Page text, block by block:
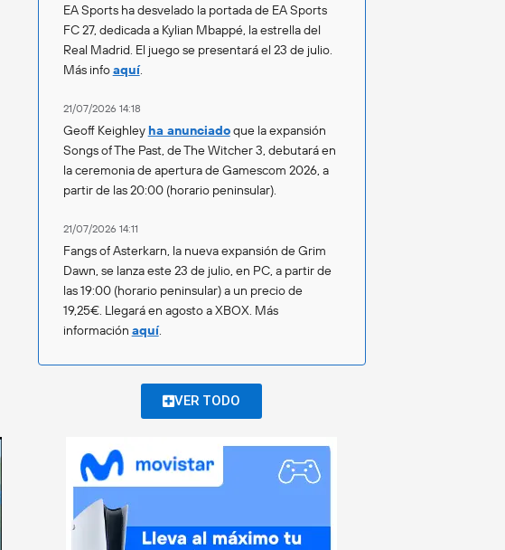
EA Sports ha desvelado la portada de EA Sports
FC 27, dedicada a Kylian Mbappé, la estrella del
Real Madrid. El juego se presentará el 23 de julio.
Más infoaquí.
21/07/2026 14:18
Geoff Keighley ha anunciadoque la expansión
Songs of The Past, de The Witcher 3, debutará en
la ceremonia de apertura de Gamescom 2026, a
partir de las 20:00 (horario peninsular).
21/07/2026 14:11
Fangs of Asterkarn, la nueva expansión de Grim
Dawn, se lanza este 23 de julio, en PC, a partir de
las 19:00 (horario peninsular) a un precio de
19,25€. Llegará en agosto a XBOX. Más
información aquí.
VER TODO